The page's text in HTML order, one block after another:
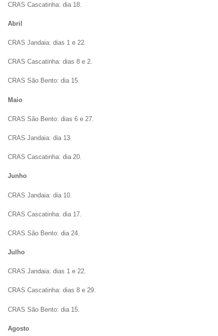
CRAS Cascatinha: dia 18.
Abril
CRAS Jandaia: dias 1 e 22.
CRAS Cascatinha: dias 8 e 2.
CRAS São Bento: dia 15.
Maio
CRAS São Bento: dias 6 e 27.
CRAS Jandaia: dia 13.
CRAS Cascatinha: dia 20.
Junho
CRAS Jandaia: dia 10.
CRAS Cascatinha: dia 17.
CRAS São Bento: dia 24.
Julho
CRAS Jandaia: dias 1 e 22.
CRAS Cascatinha: dias 8 e 29.
CRAS São Bento: dia 15.
Agosto